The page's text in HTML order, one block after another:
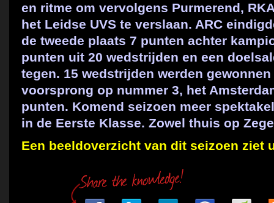
en ritme om vervolgens Purmerend,
het Leidse UVS te verslaan. ARC
de tweede plaats 7 punten achter
punten uit 20 wedstrijden en een
tegen. 15 wedstrijden werden
voorsprong op nummer 3, het
punten. Komend seizoen meer
in de Eerste Klasse. Zowel thuis op
Een beeldoverzicht van dit seizoen ziet